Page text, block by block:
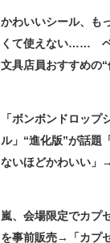
かわいいシール、も
くて使えない……
文具店員おすすめの
「ボンボンドロップ
ル」“進化版”が話題
ないほどかわいい」
嵐、会場限定でカプ
を事前販売→「カプ